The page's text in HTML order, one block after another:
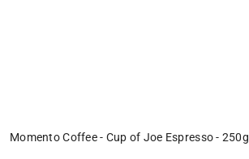
Momento Coffee - Cup of Joe Espresso - 250g